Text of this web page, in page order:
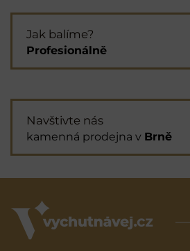
Jak balíme?
Profesionálně
Navštivte nás
kamenná prodejna v Brně